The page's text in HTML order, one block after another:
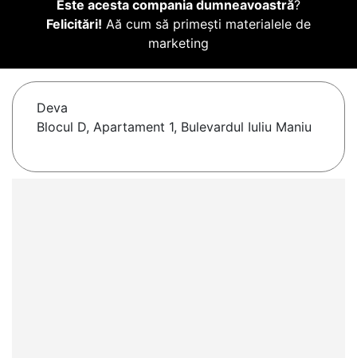
Este acesta compania dumneavoastră?
Felicitări! Aă cum să primești materialele de
marketing
Deva
Blocul D, Apartament 1, Bulevardul Iuliu Maniu